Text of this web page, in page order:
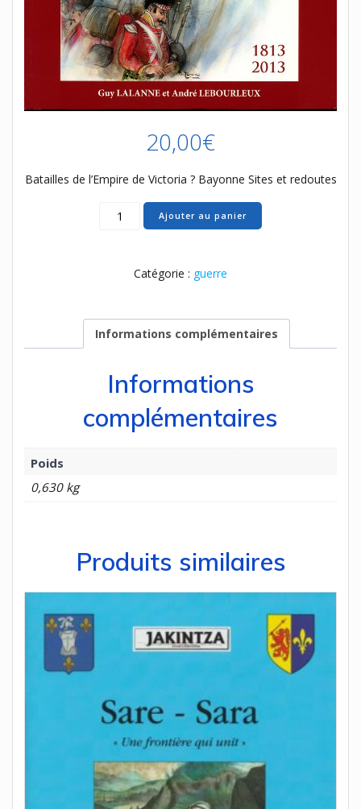
20,00€
Batailles de l’Empire de Victoria ? Bayonne Sites et redoutes
quantitéAjouter au panier
Catégorie : guerre
Informations complémentaires
Informations
complémentaires
Poids
0,630 kg
Produits similaires